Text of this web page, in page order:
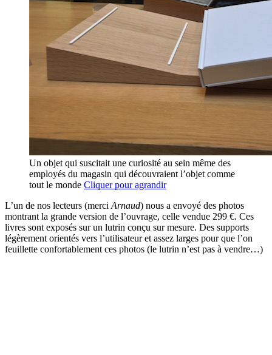
Un objet qui suscitait une curiosité au sein même des
employés du magasin qui découvraient l’objet comme
tout le monde Cliquer pour agrandir
L’un de nos lecteurs (merci Arnaud) nous a envoyé des photos
montrant la grande version de l’ouvrage, celle vendue 299 €. Ces
livres sont exposés sur un lutrin conçu sur mesure. Des supports
légèrement orientés vers l’utilisateur et assez larges pour que l’on
feuillette confortablement ces photos (le lutrin n’est pas à vendre…)